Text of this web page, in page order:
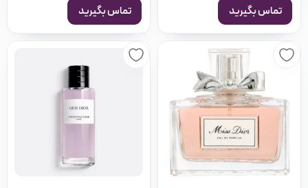
مرتب سازی بر اساس
پیشفرض
محبوبیت
تماس بگیرید تماس بگیرید